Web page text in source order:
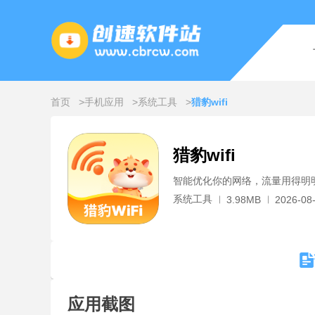
首页 手机应用 系统工具 猎豹wifi
猎豹wifi
智能优化你的网络，流量用得明
系统工具
3.98MB 2026-
应用截图